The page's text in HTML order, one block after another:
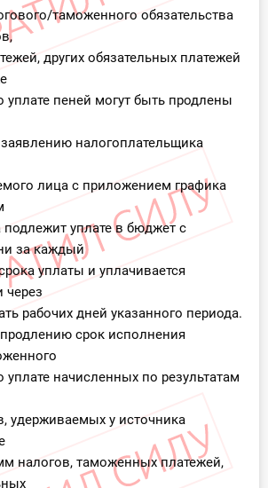
таможенного обязательства
других обязательных платежей
уплате пеней могут быть продлены
налогоплательщика
лица с приложением графика
подлежит уплате в бюджет с
за каждый
уплаты и уплачивается
рабочих дней указанного периода.
срок исполнения
уплате начисленных по результатам
удерживаемых у источника
налогов, таможенных платежей,